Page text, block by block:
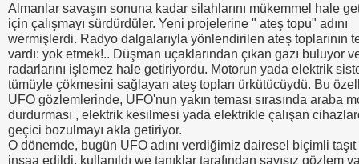
Almanlar savaşın sonuna kadar silahlarını mükemmel hale
için çalışmayı sürdürdüler. Yeni projelerine " ateş topu" adını
wermişlerdi. Radyo dalgalarıyla yönlendirilen ateş toplarının
vardı: yok etmek!.. Düşman uçaklarından çıkan gazı buluyor
radarlarını işlemez hale getiriyordu. Motorun yada elektrik
tümüyle çökmesini sağlayan ateş topları ürkütücüydü. Bu
UFO gözlemlerinde, UFO'nun yakın teması sırasında araba
durdurması , elektrik kesilmesi yada elektrikle çalışan
geçici bozulmayı akla getiriyor.
O dönemde, bugün UFO adını verdiğimiz dairesel biçimli taşıt
inşaa edildi, kullanıldı we tanıklar tarafından sayısız gözlem